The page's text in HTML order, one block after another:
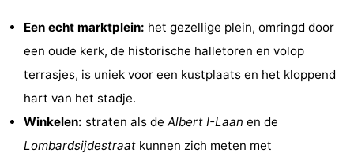
Een echt marktplein: het gezellige plein, omringd door
een oude kerk, de historische halletoren en volop
terrasjes, is uniek voor een kustplaats en het kloppend
hart van het stadje.
Winkelen: straten als de Albert I-Laan en de
Lombardsijdestraat kunnen zich meten met